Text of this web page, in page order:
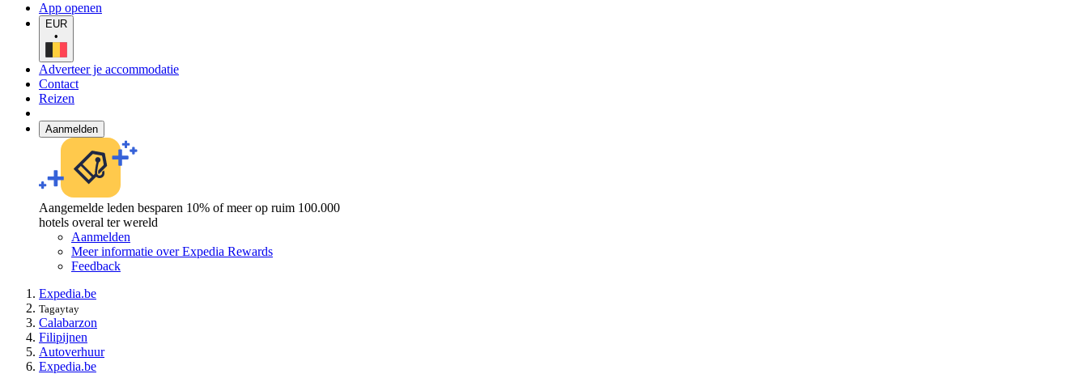
App openen
EUR
•
Adverteer je accommodatie
Contact
Reizen
Aanmelden
Aangemelde leden besparen 10% of meer op ruim 100.000
hotels overal ter wereld
Aanmelden
Meer informatie over Expedia Rewards
Feedback
Expedia.be
Tagaytay
Calabarzon
Filipijnen
Autoverhuur
Expedia.be